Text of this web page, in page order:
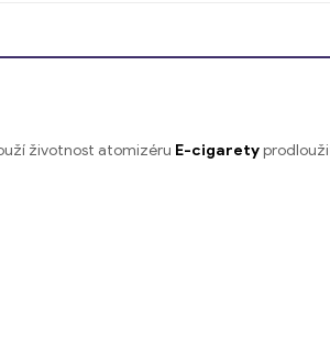
životnost atomizéru E-cigarety